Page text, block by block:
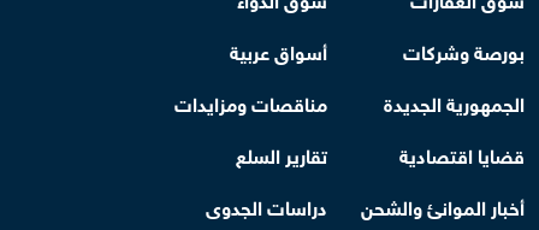
بورصة وشركات
أسواق عربية
الجمهورية الجديدة
مناقصات ومزايدات
قضايا اقتصادية
تقارير السلع
أخبار الموانئ والشحن
دراسات الجدوى